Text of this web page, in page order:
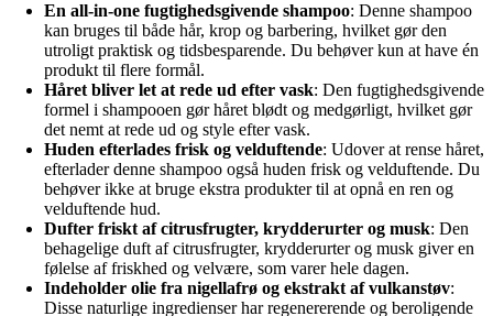
En all-in-one fugtighedsgivende shampoo: Denne shampoo
kan bruges til både hår, krop og barbering, hvilket gør den
utroligt praktisk og tidsbesparende. Du behøver kun at have én
produkt til flere formål.
Håret bliver let at rede ud efter vask: Den fugtighedsgivende
formel i shampooen gør håret blødt og medgørligt, hvilket gør
det nemt at rede ud og style efter vask.
Huden efterlades frisk og velduftende: Udover at rense håret,
efterlader denne shampoo også huden frisk og velduftende. Du
behøver ikke at bruge ekstra produkter til at opnå en ren og
velduftende hud.
Dufter friskt af citrusfrugter, krydderurter og musk: Den
behagelige duft af citrusfrugter, krydderurter og musk giver en
følelse af friskhed og velvære, som varer hele dagen.
Indeholder olie fra nigellafrø og ekstrakt af vulkanstøv:
Disse naturlige ingredienser har regenererende og beroligende